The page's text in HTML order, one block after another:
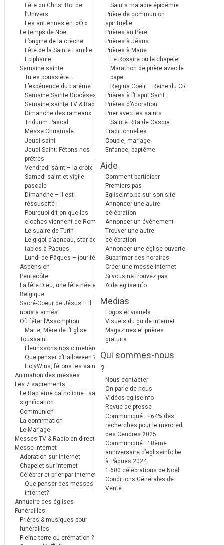
Fête du Christ Roi de
l’Univers
Les antiennes en »Ô »
Le temps de Noël
L’origine de la crèche
Fête de la Sainte Famille
Epiphanie
Semaine sainte
Tu es poussière…
L’expérience du carême
Semaine Sainte Diocèses
Semaine sainte TV & Radio
Dimanche des rameaux
Triduum Pascal
Messe Chrismale
Jeudi saint
Jeudi Saint: Fêtons nos
prêtres
Vendredi saint – la croix
Samedi saint et vigile
pascale
Dimanche – Il est
réssuscité !
Pourquoi dit-on que les
cloches viennent de Rome ?
Le suaire de Turin
Le gigot d’agneau, star des
tables à Pâques
Lundi de Pâques – jour férié
Ascension
Pentecôte
La fête Dieu, une fête née en
Belgique
Sacré-Coeur de Jésus – Il
nous a aimés.
Où fêter l’Assomption
Marie, Mère de l’Eglise
Toussaint
Fleurissons nos cimetières
Que penser d’Halloween ?
HolyWins, fêtons les saints !
Animation des messes
Les 7 sacrements
Le Baptême catholique : sa
signification
Communion
La confirmation
Le Mariage
Messes TV & Radio en direct
Messe internet
Adoration sur internet
Chapelet sur internet
Célébrer et prier par internet
Que penser des messes
internet?
Annuaire des églises
Funérailles
Prières & musiques pour
funérailles
Pleine terre ou crémation ?
Saints maladie épidémie
Prière de communion
spirituelle
Prières au Père
Prières à Jésus
Prières à Marie
Le Rosaire ou le chapelet
Marathon de prière avec le
pape
Regina Coeli – Reine du Ciel
Prières à l’Esprit Saint
Prières d’Adoration
Prier avec les saints
Sainte Rita de Cascia
Traditionnelles
Couple, mariage
Enfance, baptême
Aide
Comment participer
Premiers pas
EgliseInfo.be sur son site
Annoncer une autre
célébration
Annoncer un évènement
Trouver une autre
célébration
Annoncer une église ouverte
Supprimer des horaires
Créer une messe internet
Si vous ne trouvez pas
Aide egliseinfo
Medias
Logos et visuels
Visuels du guide internet
Magazines et prières
gratuits
Qui sommes-nous
?
Nous contacter
On parle de nous
Vidéos egliseinfo
Revue de presse
Communiqué : +64% des
recherches pour le mercredi
des Cendres 2025
Communiqué : 10ème
anniversaire d’egliseinfo.be
à Pâques 2024
1.600 célébrations de Noël
Conditions Générales de
Vente